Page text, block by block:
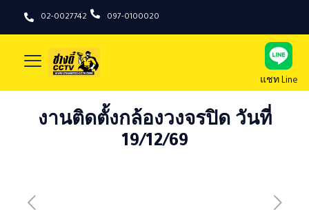
02-0027742 097-0100020
แชท Line
งานติดตั้งกล้องวงจรปิด วันที่
19/12/69